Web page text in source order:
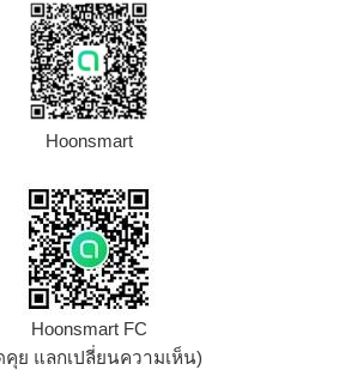
Hoonsmart
Hoonsmart FC
คุย แลกเปลี่ยนความเห็น)